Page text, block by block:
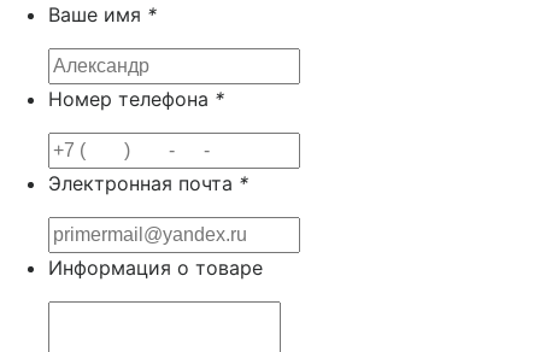
Ваше имя *
Номер телефона *
Электронная почта *
Информация о товаре